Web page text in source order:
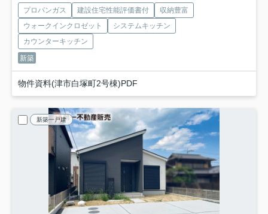
プロパンガス 建設住宅性能評価書付
収納豊富
ウォークインクロゼット
システムキッチン
カウンターキッチン
新築
物件資料(津市白塚町2号棟)PDF
新築一戸建